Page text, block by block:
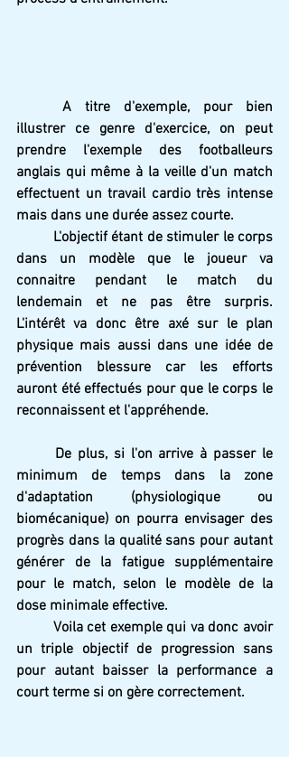
illustrer ce genre d'exercice, on peut
prendre l'exemple des footballeurs
anglais qui même à la veille d'un match
effectuent un travail cardio très intense
mais dans une durée assez courte.
dans un modèle que le joueur va
connaitre pendant le match du
lendemain et ne pas être surpris.
L'intérêt va donc être axé sur le plan
physique mais aussi dans une idée de
prévention blessure car les efforts
auront été effectués pour que le corps le
reconnaissent et l'appréhende.
minimum de temps dans la zone
d'adaptation (physiologique ou
biomécanique) on pourra envisager des
progrès dans la qualité sans pour autant
générer de la fatigue supplémentaire
pour le match, selon le modèle de la
dose minimale effective.
Voila cet exemple qui va donc avoir
un triple objectif de progression sans
pour autant baisser la performance a
court terme si on gère correctement.